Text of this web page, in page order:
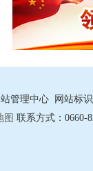
管理中心 网站标识
图 联系方式：0660-